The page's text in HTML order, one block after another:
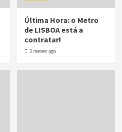
Última Hora: o Metro
de LISBOA está a
contratar!
2 meses ago